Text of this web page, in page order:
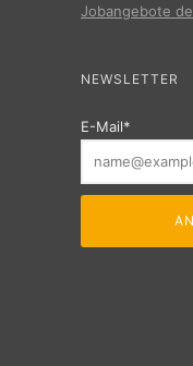
Jobangebote
NEWSLETTER
E-Mail*